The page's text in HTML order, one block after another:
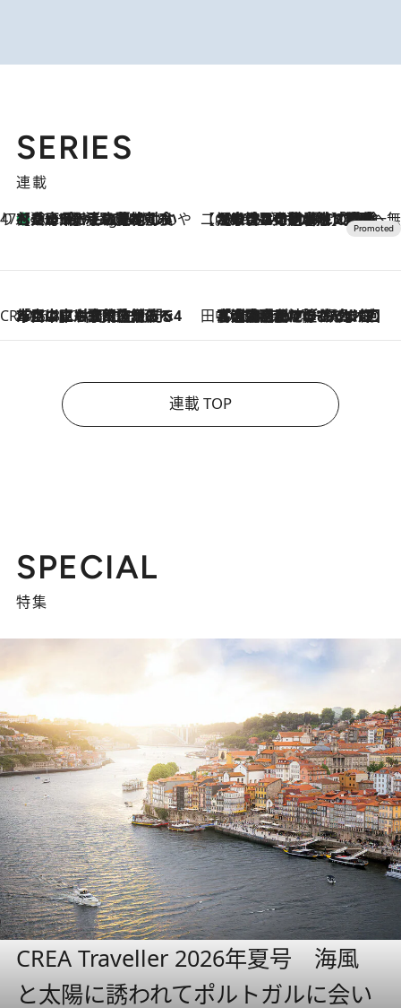
SERIES
連載
47都道府県の手みやげ ひんやりスイーツで夏を満喫
10 Hours Ago
【兵庫県】この夏絶対食べたい 冷やしておいしいおやつ3選 淡路島の恵みをジェラートに集約 【CREA×星野リゾート】唯一無二。癒しと発見が待つ場所へ
2026.8.7
【トンボの足水浴】ヒノキの香りに包まれて涼感マックス！約13℃の湧水かけ流しを避暑地「星野温泉 トンボの湯」で体験
CREA'S CHOICE
2026.8.7
「立川にも歌舞伎があるんだよ」 片岡仁左衛門・市川中車ら豪華座組みで4年目の立川立飛歌舞伎へ 田中稲の勝手に再ブーム
2026.8.7
「湘南乃風に憧れて」観客大盛上がりの“タオル回し”に、ラッパー顔負けの高速歌唱まで…さだまさし（74）のアグレッシブすぎる現在地
連載 TOP
SPECIAL
特集
CREA Traveller 2026年夏号 海風
と太陽に誘われてポルトガルに会い